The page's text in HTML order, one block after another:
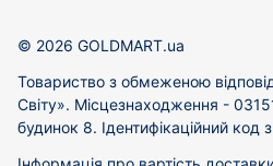
© 2026 GOLDMART.ua
Товариство з обмеженою
Світу». Місцезнаходження -
будинок 8. Ідентифікаційний